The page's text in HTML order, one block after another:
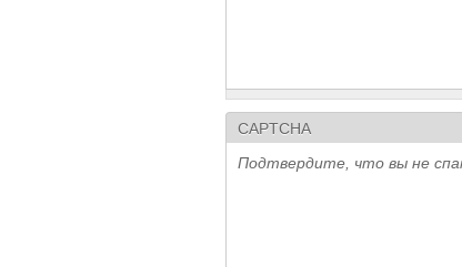
CAPTCHA
Подтвердите, что вы не